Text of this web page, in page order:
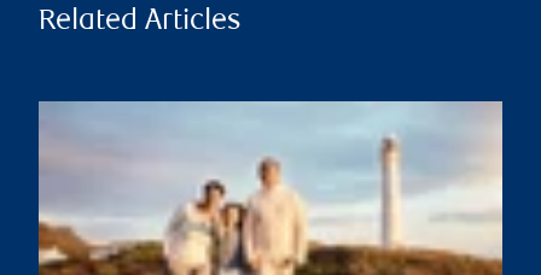
Related Articles